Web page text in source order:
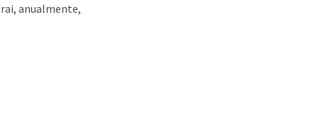
anualmente,